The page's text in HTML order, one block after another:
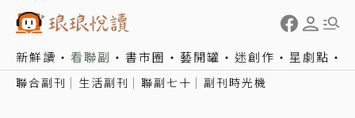
新鮮讀 看聯副 書市圈 藝開罐 迷創作 星劇點
聯合副刊 生活副刊 聯副七十 副刊時光機